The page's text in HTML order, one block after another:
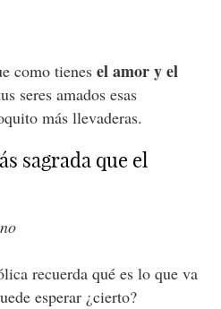
como tienes el amor y el
seres amados esas
más llevaderas.
sagrada que el
recuerda qué es lo que va
esperar ¿cierto?